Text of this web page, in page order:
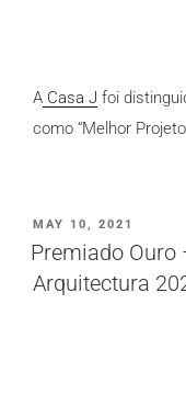
A Casa J foi
como “Melhor Projeto
PUBLICADO
EM
MAY 10, 2021
Premiado Ouro
Arquitectura